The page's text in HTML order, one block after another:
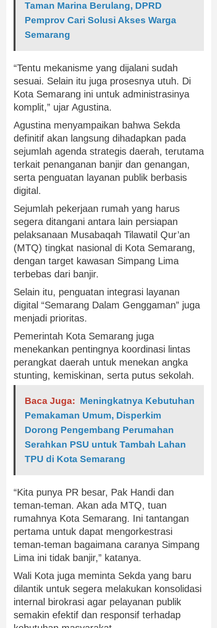
Taman Marina Berulang, DPRD
Pemprov Cari Solusi Akses Warga
Semarang
“Tentu mekanisme yang dijalani sudah
sesuai. Selain itu juga prosesnya utuh. Di
Kota Semarang ini untuk administrasinya
komplit,” ujar Agustina.
Agustina menyampaikan bahwa Sekda
definitif akan langsung dihadapkan pada
sejumlah agenda strategis daerah, terutama
terkait penanganan banjir dan genangan,
serta penguatan layanan publik berbasis
digital.
Sejumlah pekerjaan rumah yang harus
segera ditangani antara lain persiapan
pelaksanaan Musabaqah Tilawatil Qur’an
(MTQ) tingkat nasional di Kota Semarang,
dengan target kawasan Simpang Lima
terbebas dari banjir.
Selain itu, penguatan integrasi layanan
digital “Semarang Dalam Genggaman” juga
menjadi prioritas.
Pemerintah Kota Semarang juga
menekankan pentingnya koordinasi lintas
perangkat daerah untuk menekan angka
stunting, kemiskinan, serta putus sekolah.
Baca Juga: Meningkatnya Kebutuhan
Pemakaman Umum, Disperkim
Dorong Pengembang Perumahan
Serahkan PSU untuk Tambah Lahan
TPU di Kota Semarang
“Kita punya PR besar, Pak Handi dan
teman-teman. Akan ada MTQ, tuan
rumahnya Kota Semarang. Ini tantangan
pertama untuk dapat mengorkestrasi
teman-teman bagaimana caranya Simpang
Lima ini tidak banjir,” katanya.
Wali Kota juga meminta Sekda yang baru
dilantik untuk segera melakukan konsolidasi
internal birokrasi agar pelayanan publik
semakin efektif dan responsif terhadap